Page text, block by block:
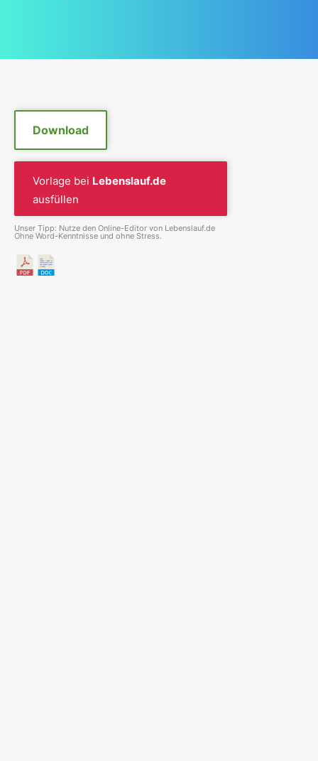
Download
Vorlage bei Lebenslauf.de
ausfüllen
Unser Tipp: Nutze den Online-Editor von Lebenslauf.de
Ohne Word-Kenntnisse und ohne Stress.